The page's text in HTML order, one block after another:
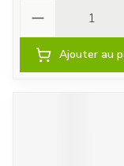
Ajouter au